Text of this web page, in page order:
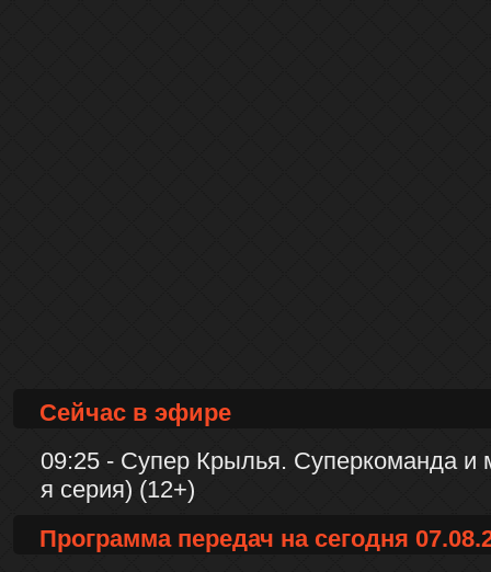
Сейчас в эфире
09:25 - Супер Крылья. Суперкоманда и
я серия) (12+)
Программа передач на сегодня